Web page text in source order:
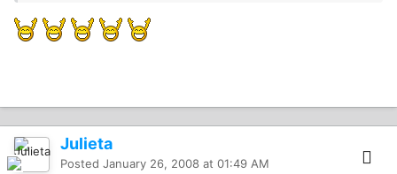
Julieta
Posted January 26, 2008 at 01:49 AM